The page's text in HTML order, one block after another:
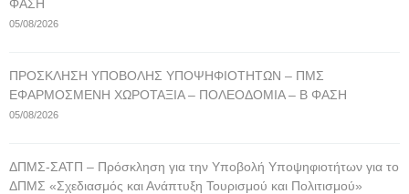
ΦΑΣΗ
05/08/2026
ΠΡΟΣΚΛΗΣΗ ΥΠΟΒΟΛΗΣ ΥΠΟΨΗΦΙΟΤΗΤΩΝ – ΠΜΣ
ΕΦΑΡΜΟΣΜΕΝΗ ΧΩΡΟΤΑΞΙΑ – ΠΟΛΕΟΔΟΜΙΑ – Β ΦΑΣΗ
05/08/2026
ΔΠΜΣ-ΣΑΤΠ – Πρόσκληση για την Υποβολή Υποψηφιοτήτων για το
ΔΠΜΣ «Σχεδιασμός και Ανάπτυξη Τουρισμού και Πολιτισμού»